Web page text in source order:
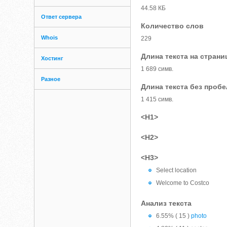
Ответ сервера
Whois
Хостинг
Разное
44.58 КБ
Количество слов
229
Длина текста на
1 689 симв.
Длина текста без
1 415 симв.
<H1>
<H2>
<H3>
Select location
Welcome to Costco
Анализ текста
6.55% ( 15 )photo